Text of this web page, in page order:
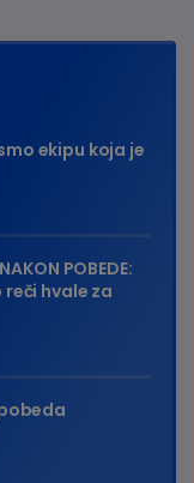
ekipu koja je
POBEDE:
hvale za
pobeda